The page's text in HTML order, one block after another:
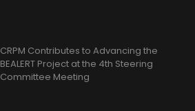
CRPM Contributes to Advancing the
BEALERT Project at the 4th Steering
Committee Meeting